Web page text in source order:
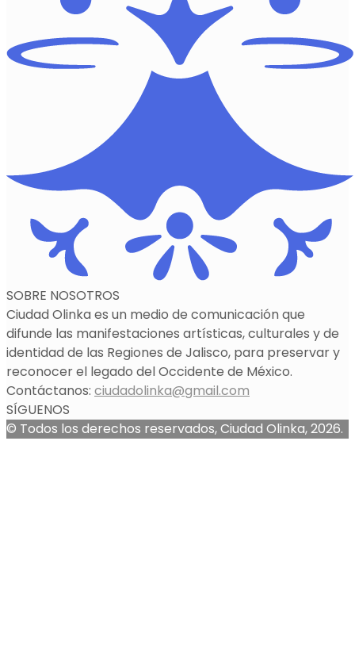
SOBRE NOSOTROS
Ciudad Olinka es un medio de comunicación que
difunde las manifestaciones artísticas, culturales y de
identidad de las Regiones de Jalisco, para preservar y
reconocer el legado del Occidente de México.
Contáctanos: ciudadolinka@gmail.com
SÍGUENOS
© Todos los derechos reservados, Ciudad Olinka, 2026.